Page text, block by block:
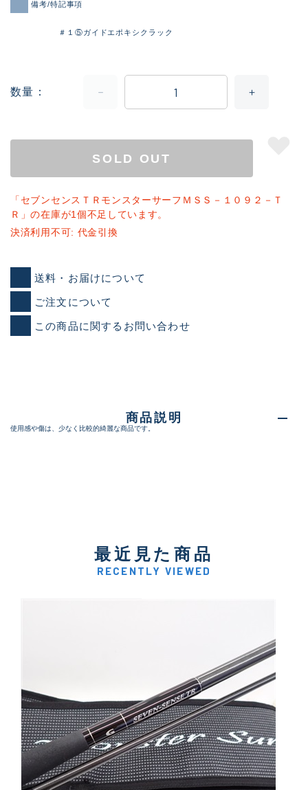
備考/特記事項
＃１⑤ガイドエポキシクラック
数量
SOLD OUT
「セブンセンスＴＲモンスターサーフＭＳＳ－１０９２－Ｔ
Ｒ」の在庫が1個不足しています。
決済利用不可: 代金引換
送料・お届けについて
ご注文について
この商品に関するお問い合わせ
商品説明
使用感や傷は、少なく比較的綺麗な商品です。
最近見た商品
RECENTLY VIEWED